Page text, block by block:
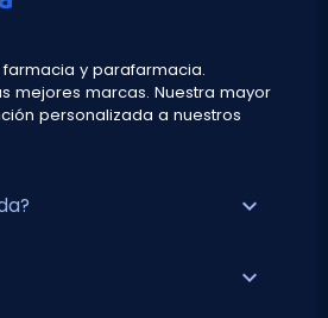
y parafarmacia.
mejores marcas. Nuestra mayor
personalizada a nuestros
expand_more
expand_more